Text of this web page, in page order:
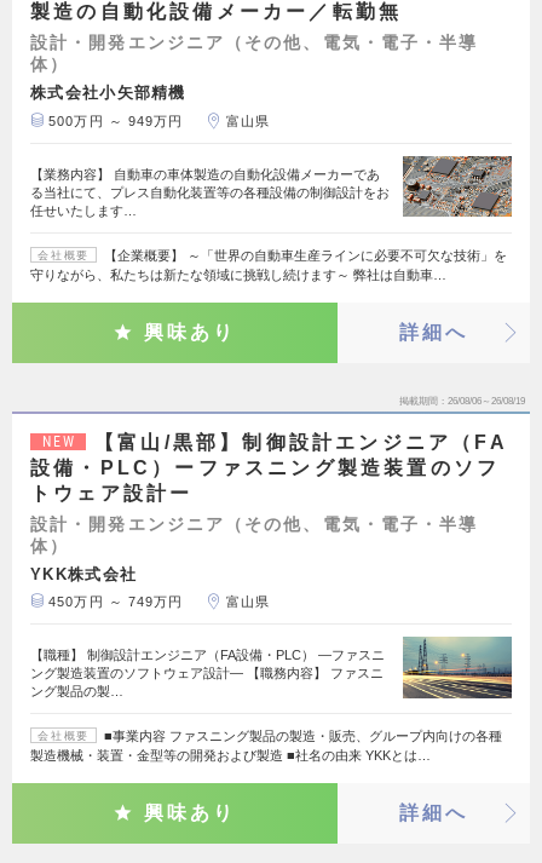
製造の自動化設備メーカー／転勤無
設計・開発エンジニア（その他、電気・電子・半導
体）
株式会社小矢部精機
500万円 ～ 949万円 富山県
【業務内容】 自動車の車体製造の自動化設備メーカーであ
る当社にて、プレス自動化装置等の各種設備の制御設計をお
任せいたします…
会社概要
【企業概要】 ～「世界の自動車生産ラインに必要不可欠な技術」を
守りながら、私たちは新たな領域に挑戦し続けます～ 弊社は自動車…
興味あり 詳細へ
掲載期間 26/08/06～26/08/19
NEW
【富山/黒部】制御設計エンジニア（FA
設備・PLC）ーファスニング製造装置のソフ
トウェア設計ー
設計・開発エンジニア（その他、電気・電子・半導
体）
YKK株式会社
450万円 ～ 749万円 富山県
【職種】 制御設計エンジニア（FA設備・PLC） ―ファスニ
ング製造装置のソフトウェア設計― 【職務内容】 ファスニ
ング製品の製…
会社概要
■事業内容 ファスニング製品の製造・販売、グループ内向けの各種
製造機械・装置・金型等の開発および製造 ■社名の由来 YKKとは…
興味あり 詳細へ